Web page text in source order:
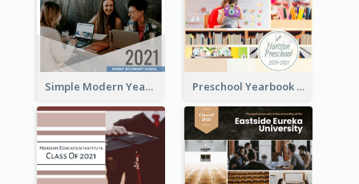
Simple Modern Yearbook Photo Book Preschool Yearbook Photo Book